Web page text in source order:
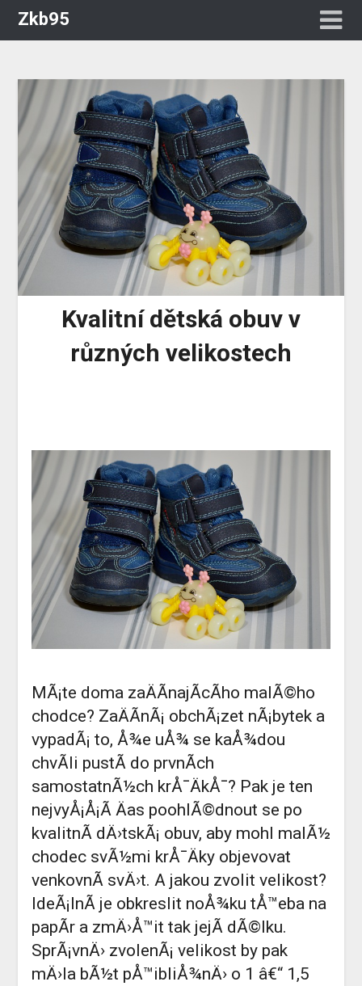
Zkb95
Kvalitní dětská obuv v
různých velikostech
MÃ¡te doma zaÄÃ­najÃ­cÃ­ho malÃ©ho
chodce? ZaÄÃ­nÃ¡ obchÃ¡zet nÃ¡bytek a
vypadÃ¡ to, Å¾e uÅ¾ se kaÅ¾dou
chvÃ­li pustÃ­ do prvnÃ­ch
samostatnÃ½ch krÅ¯ÄkÅ¯? Pak je ten
nejvyÅ¡Å¡Ã­ Äas poohlÃ©dnout se po
kvalitnÃ­ dÄ›tskÃ¡ obuv, aby mohl malÃ½
chodec svÃ½mi krÅ¯Äky objevovat
venkovnÃ­ svÄ›t. A jakou zvolit velikost?
IdeÃ¡lnÃ­ je obkreslit noÅ¾ku tÅ™eba na
papÃ­r a zmÄ›Å™it tak jejÃ­ dÃ©lku.
SprÃ¡vnÄ› zvolenÃ¡ velikost by pak
mÄ›la bÃ½t pÅ™ibliÅ¾nÄ› o 1 â€“ 1,5